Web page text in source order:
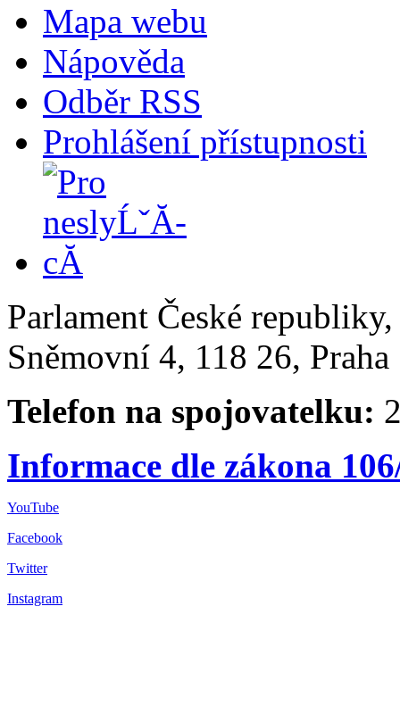
Mapa webu
Nápověda
Odběr RSS
Prohlášení přístupnosti
Parlament České
Sněmovní 4, 118 26,
Telefon na spojovatelku:
Informace dle zákona
YouTube
Facebook
Twitter
Instagram